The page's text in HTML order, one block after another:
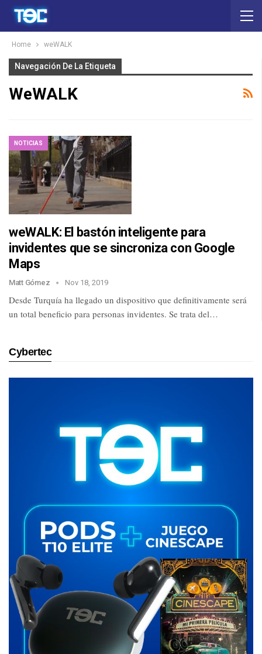
Home weWALK
Navegación De La Etiqueta
WeWALK
NOTICIAS
weWALK: El bastón inteligente para
invidentes que se sincroniza con Google
Maps
Matt Gómez Nov 18, 2019
Desde Turquía ha llegado un dispositivo que definitivamente será
un total beneficio para personas invidentes. Se trata del…
Cybertec